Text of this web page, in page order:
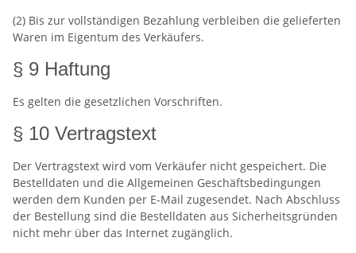
(2) Bis zur vollständigen Bezahlung verbleiben die gelieferten
Waren im Eigentum des Verkäufers.
§ 9 Haftung
Es gelten die gesetzlichen Vorschriften.
§ 10 Vertragstext
Der Vertragstext wird vom Verkäufer nicht gespeichert. Die
Bestelldaten und die Allgemeinen Geschäftsbedingungen
werden dem Kunden per E-Mail zugesendet. Nach Abschluss
der Bestellung sind die Bestelldaten aus Sicherheitsgründen
nicht mehr über das Internet zugänglich.